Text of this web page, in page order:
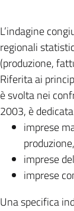
L’indagine
regionali
(produzione,
Riferita ai
è svolta nei
2003, è
imprese
imprese
imprese
Una specifica